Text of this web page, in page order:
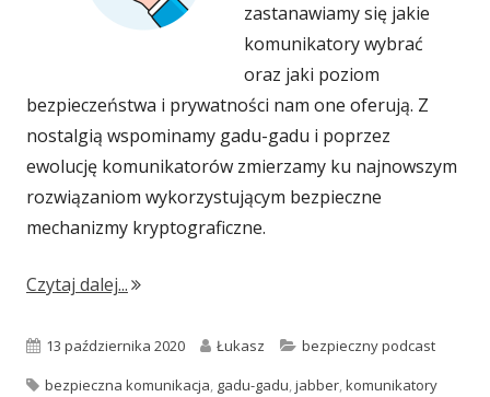
zastanawiamy się jakie
komunikatory wybrać
oraz jaki poziom
bezpieczeństwa i prywatności nam one oferują. Z
nostalgią wspominamy gadu-gadu i poprzez
ewolucję komunikatorów zmierzamy ku najnowszym
rozwiązaniom wykorzystującym bezpieczne
mechanizmy kryptograficzne.
Czytaj dalej..."#019: Komunikatory internetowe –
Opublikowano
13 października 2020 Autor
Łukasz Kategorie
bezpieczny podcast
Tagi
bezpieczna komunikacja, gadu-gadu,jabber,komunikatory